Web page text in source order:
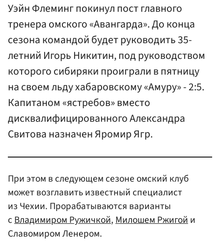
Уэйн Флеминг покинул пост главного
тренера омского «Авангарда». До конца
сезона командой будет руководить 35-
летний Игорь Никитин, под руководством
которого сибиряки проиграли в пятницу
на своем льду хабаровскому «Амуру» - 2:5.
Капитаном «ястребов» вместо
дисквалифицированного Александра
Свитова назначен Яромир Ягр.
При этом в следующем сезоне омский клуб
может возглавить известный специалист
из Чехии. Прорабатываются варианты
с Владимиром Ружичкой, Милошем Ржигой и
Славомиром Ленером.